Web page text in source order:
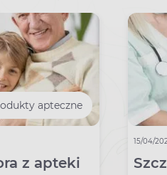
apteczne
z apteki
15/04/